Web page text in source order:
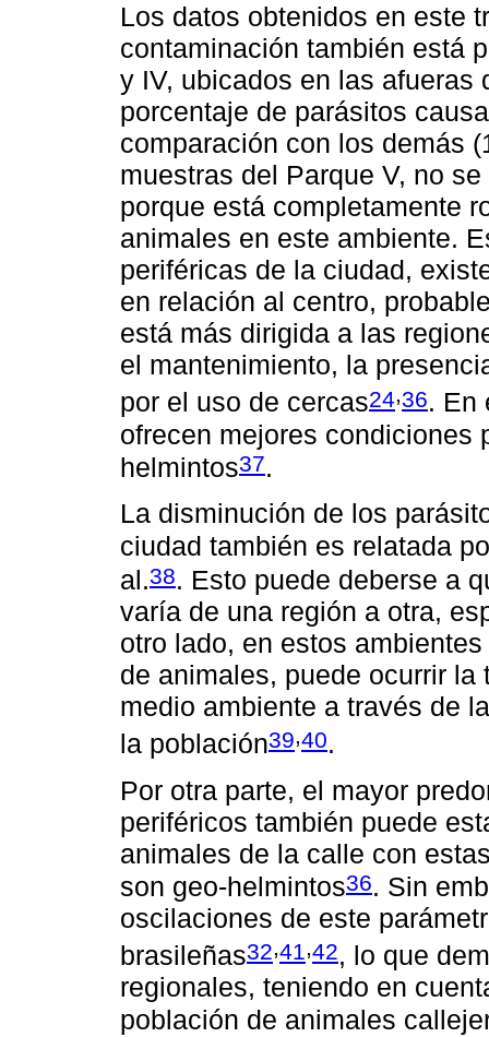
Los datos obtenidos en este
contaminación también está
y IV, ubicados en las afueras
porcentaje de parásitos
comparación con los demás
muestras del Parque V, no
porque está completamente
animales en este ambiente.
periféricas de la ciudad,
en relación al centro,
está más dirigida a las
el mantenimiento, la
por el uso de cercas24,36. En
ofrecen mejores condiciones
helmintos37.
La disminución de los
ciudad también es relatada
al.38. Esto puede deberse a
varía de una región a otra,
otro lado, en estos
de animales, puede ocurrir
medio ambiente a través de
la población39,40.
Por otra parte, el mayor
periféricos también puede
animales de la calle con
son geo-helmintos36. Sin
oscilaciones de este
brasileñas32,41,42, lo que
regionales, teniendo en
población de animales